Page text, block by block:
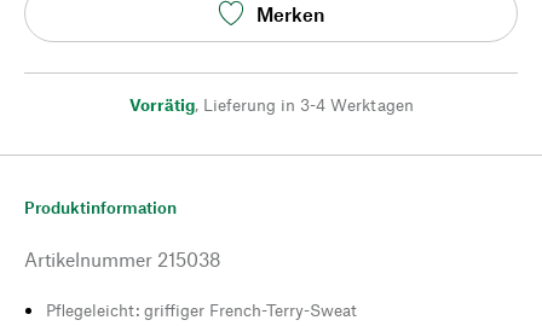
Merken
Vorrätig, Lieferung in 3-4 Werktagen
Produktinformation
Artikelnummer 215038
Pflegeleicht: griffiger French-Terry-Sweat